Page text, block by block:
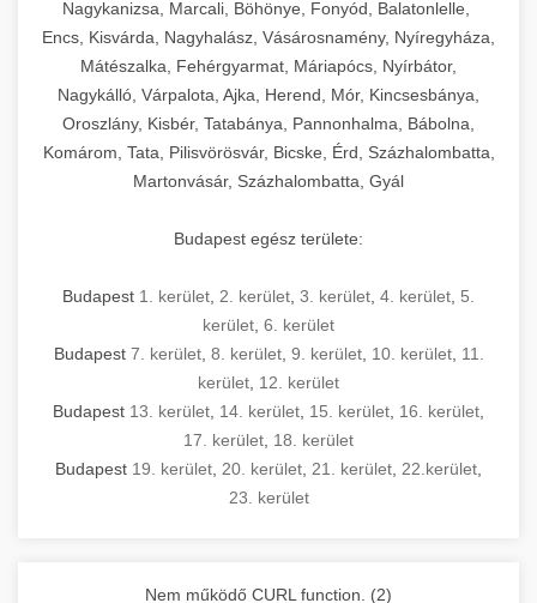
Ipari sütők és gőzpárolók katalógusa -
chef-iparikonyhagepek.hu
berendezések
használatot, miközben megfelel az összes
higiéniai előírásnak.
Ipari hűtőberendezések széles
választéka - chef-iparikonyhagepek.hu
kereskedelmi hűtőegység és hűtőkamra rendszerek
hőmérsékletet és vízminőséget figyelő
rendszerekkel, valamint energiatakarékos
technológiával rendelkeznek. A rozsdamentes
acél konstrukció és a könnyen hozzáférhető
karbantartási pontok biztosítják a hosszú
élettartamot és az egyszerű üzemeltetést.
Ipari mosogatógépek teljes kínálata -
kereskedelmi mosogatógép és tisztítóberendezések
tisztíthatók, szétszerelhetők és karbantarthatók,
megfelelnek az összes élelmiszer-biztonsági
előírásnak. Különböző teljesítményű modellek
állnak rendelkezésre asztali és állványos
kivitelben, az egyedi igények és a
feldolgozandó mennyiségek függvényében.
Biztonságos kezelést biztosító védőburkolatok
számára.
Sajtreszelő gépek szakmai választéka -
chef-iparikonyhagepek.hu
kereskedelmi sajtreszelő és aprítógépek
berendezést magában foglal, amely szükséges
egy modern, hatékonyan működő
kereskedelmi konyha komplett felszereléséhez
és működtetéséhez. Az alapvető
főzőberendezésektől (tűzhelyek, sütők,
grillsütők, frittőzök) kezdve a speciális
feldolgozógépeken (szeletelők, aprítók,
kiegészítő eszközökig mindent egy helyen
megtalál. Szakértő tanácsadóink segítenek a
megfelelő berendezések kiválasztásában, a
konyha optimális elrendezésének
megtervezésében, valamint a telepítés és az
üzembe helyezés koordinálásában. Hosszú távú
garancia, gyors szerviz és folyamatos műszaki
támogatás biztosítja az Ön nyugalmát és
Nagykonyhai berendezések komplett
Nagykanizsa, Marcali, Böhönye, Fonyód, Balatonlelle,
Encs, Kisvárda, Nagyhalász, Vásárosnamény, Nyíregyháza,
Mátészalka, Fehérgyarmat, Máriapócs, Nyírbátor,
Nagykálló, Várpalota, Ajka, Herend, Mór, Kincsesbánya,
Oroszlány, Kisbér, Tatabánya, Pannonhalma, Bábolna,
Komárom, Tata, Pilisvörösvár, Bicske, Érd, Százhalombatta,
Martonvásár, Százhalombatta, Gyál
Budapest egész területe:
Budapest 1. kerület 2. kerület 3. kerület 4. kerület 5.
kerület 6. kerület
Budapest 7. kerület, 8. kerület, 9. kerület, 10. kerület, 11.
kerület 12. kerület
Budapest 13. kerület 14. kerület 15. kerület 16. kerület
17. kerület 18. kerület
Budapest 19. kerület 20. kerület 21. kerület 22.kerület
23. kerület
Nem működő CURL function. (2)